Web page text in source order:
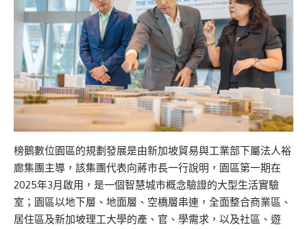
榜鵝數位園區的規劃發展是由新加坡貿易與工業部下屬法人裕
廊集團主導，該集團代表向蔣市長一行說明，園區第一期在
2025年3月啟用，是一個智慧城市概念驗證的大型生活實驗
室；園區以地下層、地面層、空橋層串連，全面整合商業區、
居住區及新加坡理工大學的產、官、學需求，以及社區、遊